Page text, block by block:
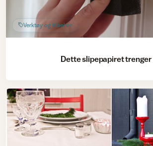
Verktøy og tilbehør
Dette slipepapiret trenger